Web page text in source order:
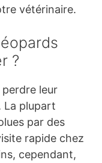
vétérinaire.
?
leur
La plupart
par des
rapide chez
cependant,